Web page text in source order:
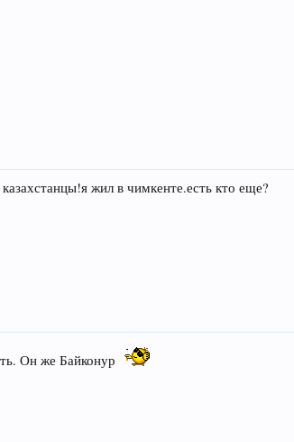
жил в чимкенте.есть кто еще?
Он же Байконур